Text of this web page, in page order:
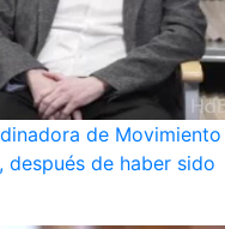
de Movimiento
después de haber sido